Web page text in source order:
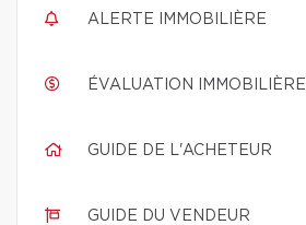
ALERTE IMMOBILIÈRE
ÉVALUATION IMMOBILIÈRE
GUIDE DE L'ACHETEUR
GUIDE DU VENDEUR